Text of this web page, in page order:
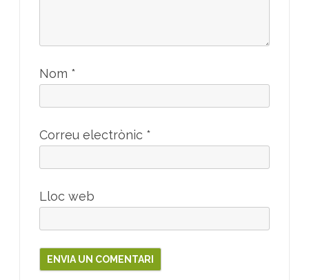
Nom *
Correu electrònic *
Lloc web